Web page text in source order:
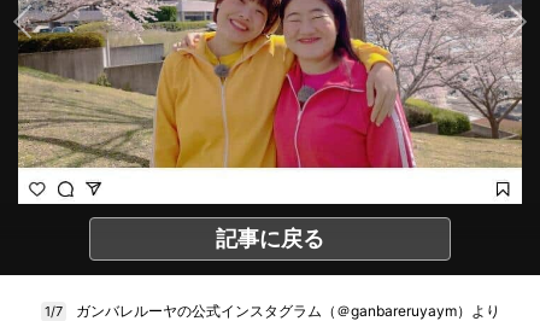
記事に戻る
1/7 ガンバレルーヤの公式インスタグラム（＠ganbareruyaym）より